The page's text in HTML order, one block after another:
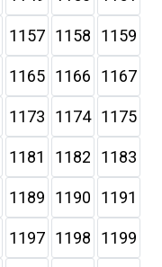
1157 1158 1159
1165 1166 1167
1173 1174 1175
1181 1182 1183
1189 1190 1191
1197 1198 1199